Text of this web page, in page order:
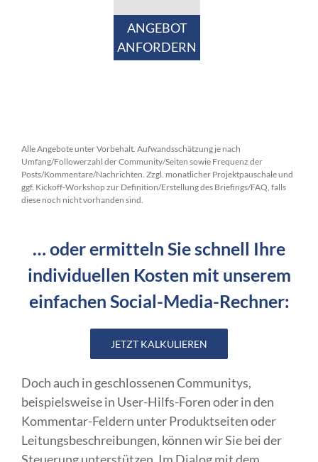
ANGEBOT
ANFORDERN
Alle Angebote unter Vorbehalt. Aufwandsschätzung je nach
Umfang/Followerzahl der Community/Seiten sowie Frequenz der
Posts/Kommentare/Nachrichten. Zzgl. monatlicher Projektpauschale und
ggf. Kickoff-Workshop zur Definition/Erstellung des Briefings/FAQ, falls
diese noch nicht vorhanden sind.
… oder ermitteln Sie schnell Ihre
individuellen Kosten mit unserem
einfachen Social-Media-Rechner:
JETZT KALKULIEREN
Doch auch in geschlossenen Communitys,
beispielsweise in User-Hilfs-Foren oder in den
Kommentar-Feldern unter Produktseiten oder
Leitungsbeschreibungen, können wir Sie bei der